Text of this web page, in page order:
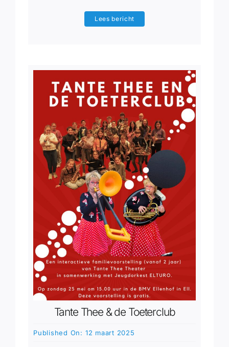
Lees bericht
Tante Thee & de Toeterclub
Published On: 12 maart 2025